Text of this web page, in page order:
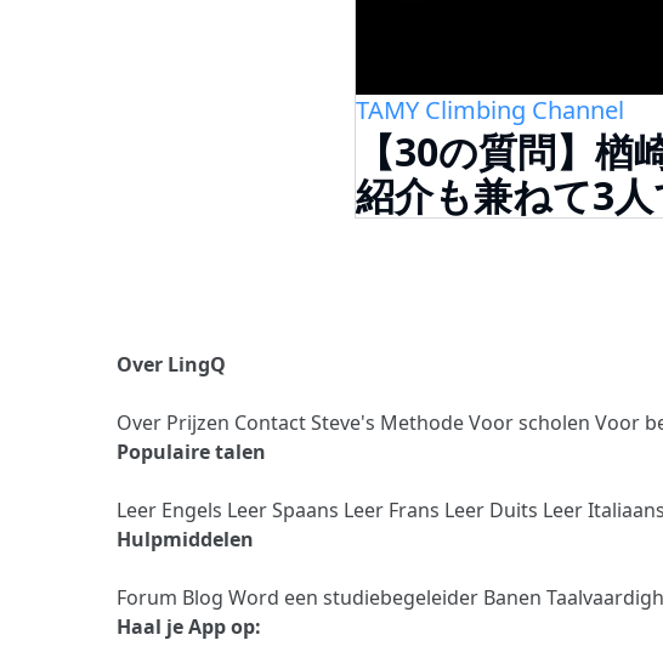
TAMY Climbing Channel
【30の質問】
紹介も兼ねて3
Over LingQ
Over Prijzen ContactSteve's MethodeVoor scholen Voor
Populaire talen
Leer Engels Leer Spaans Leer Frans Leer Duits Leer Italiaans
Hulpmiddelen
Forum Blog Word een studiebegeleider Banen
Haal je App op: